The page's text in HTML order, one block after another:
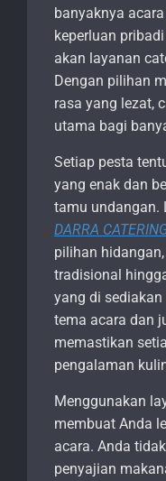
banyaknya
keperluan
akan layanan
Dengan pilihan
rasa yang lezat,
utama bagi
Setiap pesta
yang enak dan
tamu undangan.
DARRA
pilihan
tradisional
yang di
tema acara dan
memastikan
pengalaman
Menggunakan
membuat Anda
acara. Anda
penyajian